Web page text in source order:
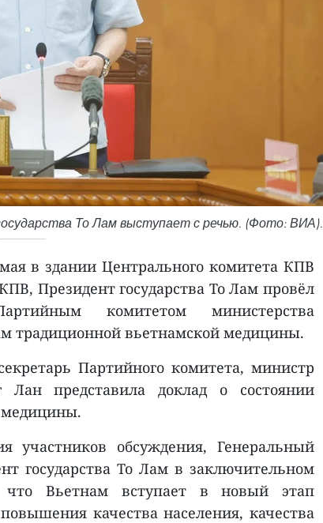
То Лам выступает с речью. (Фото: ВИА).
в здании Центрального комитета КПВ
Президент государства То Лам провёл
комитетом министерства
традиционной вьетнамской медицины.
Партийного комитета, министр
Лан представила доклад о состоянии
медицины.
участников обсуждения, Генеральный
государства То Лам в заключительном
что Вьетнам вступает в новый этап
качества населения, качества